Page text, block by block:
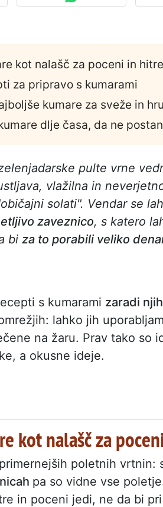
kot nalašč za poceni in
za pripravo s kumarami
kumare za sveže in
dlje časa, da ne
pulte vrne
vlažilna in
solati". Vendar se
zaveznico, s katero
bi za to porabili veliko
s kumarami zaradi
lahko jih
na žaru. Prav tako so
a okusne ideje.
kot nalašč za
poletnih vrtnin:
pa so vidne vse
in poceni jedi, ne da bi